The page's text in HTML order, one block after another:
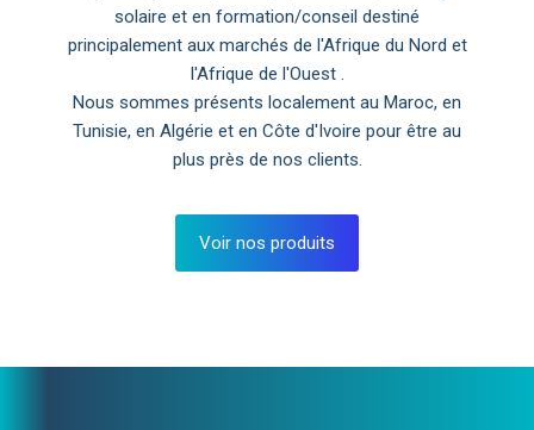
solaire et en formation/conseil destiné
principalement aux marchés de l'Afrique du Nord et
l'Afrique de l'Ouest .
Nous sommes présents localement au Maroc, en
Tunisie, en Algérie et en Côte d'Ivoire pour être au
plus près de nos clients.
Voir nos produits